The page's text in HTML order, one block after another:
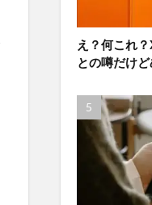
え？何これ
との噂だけ